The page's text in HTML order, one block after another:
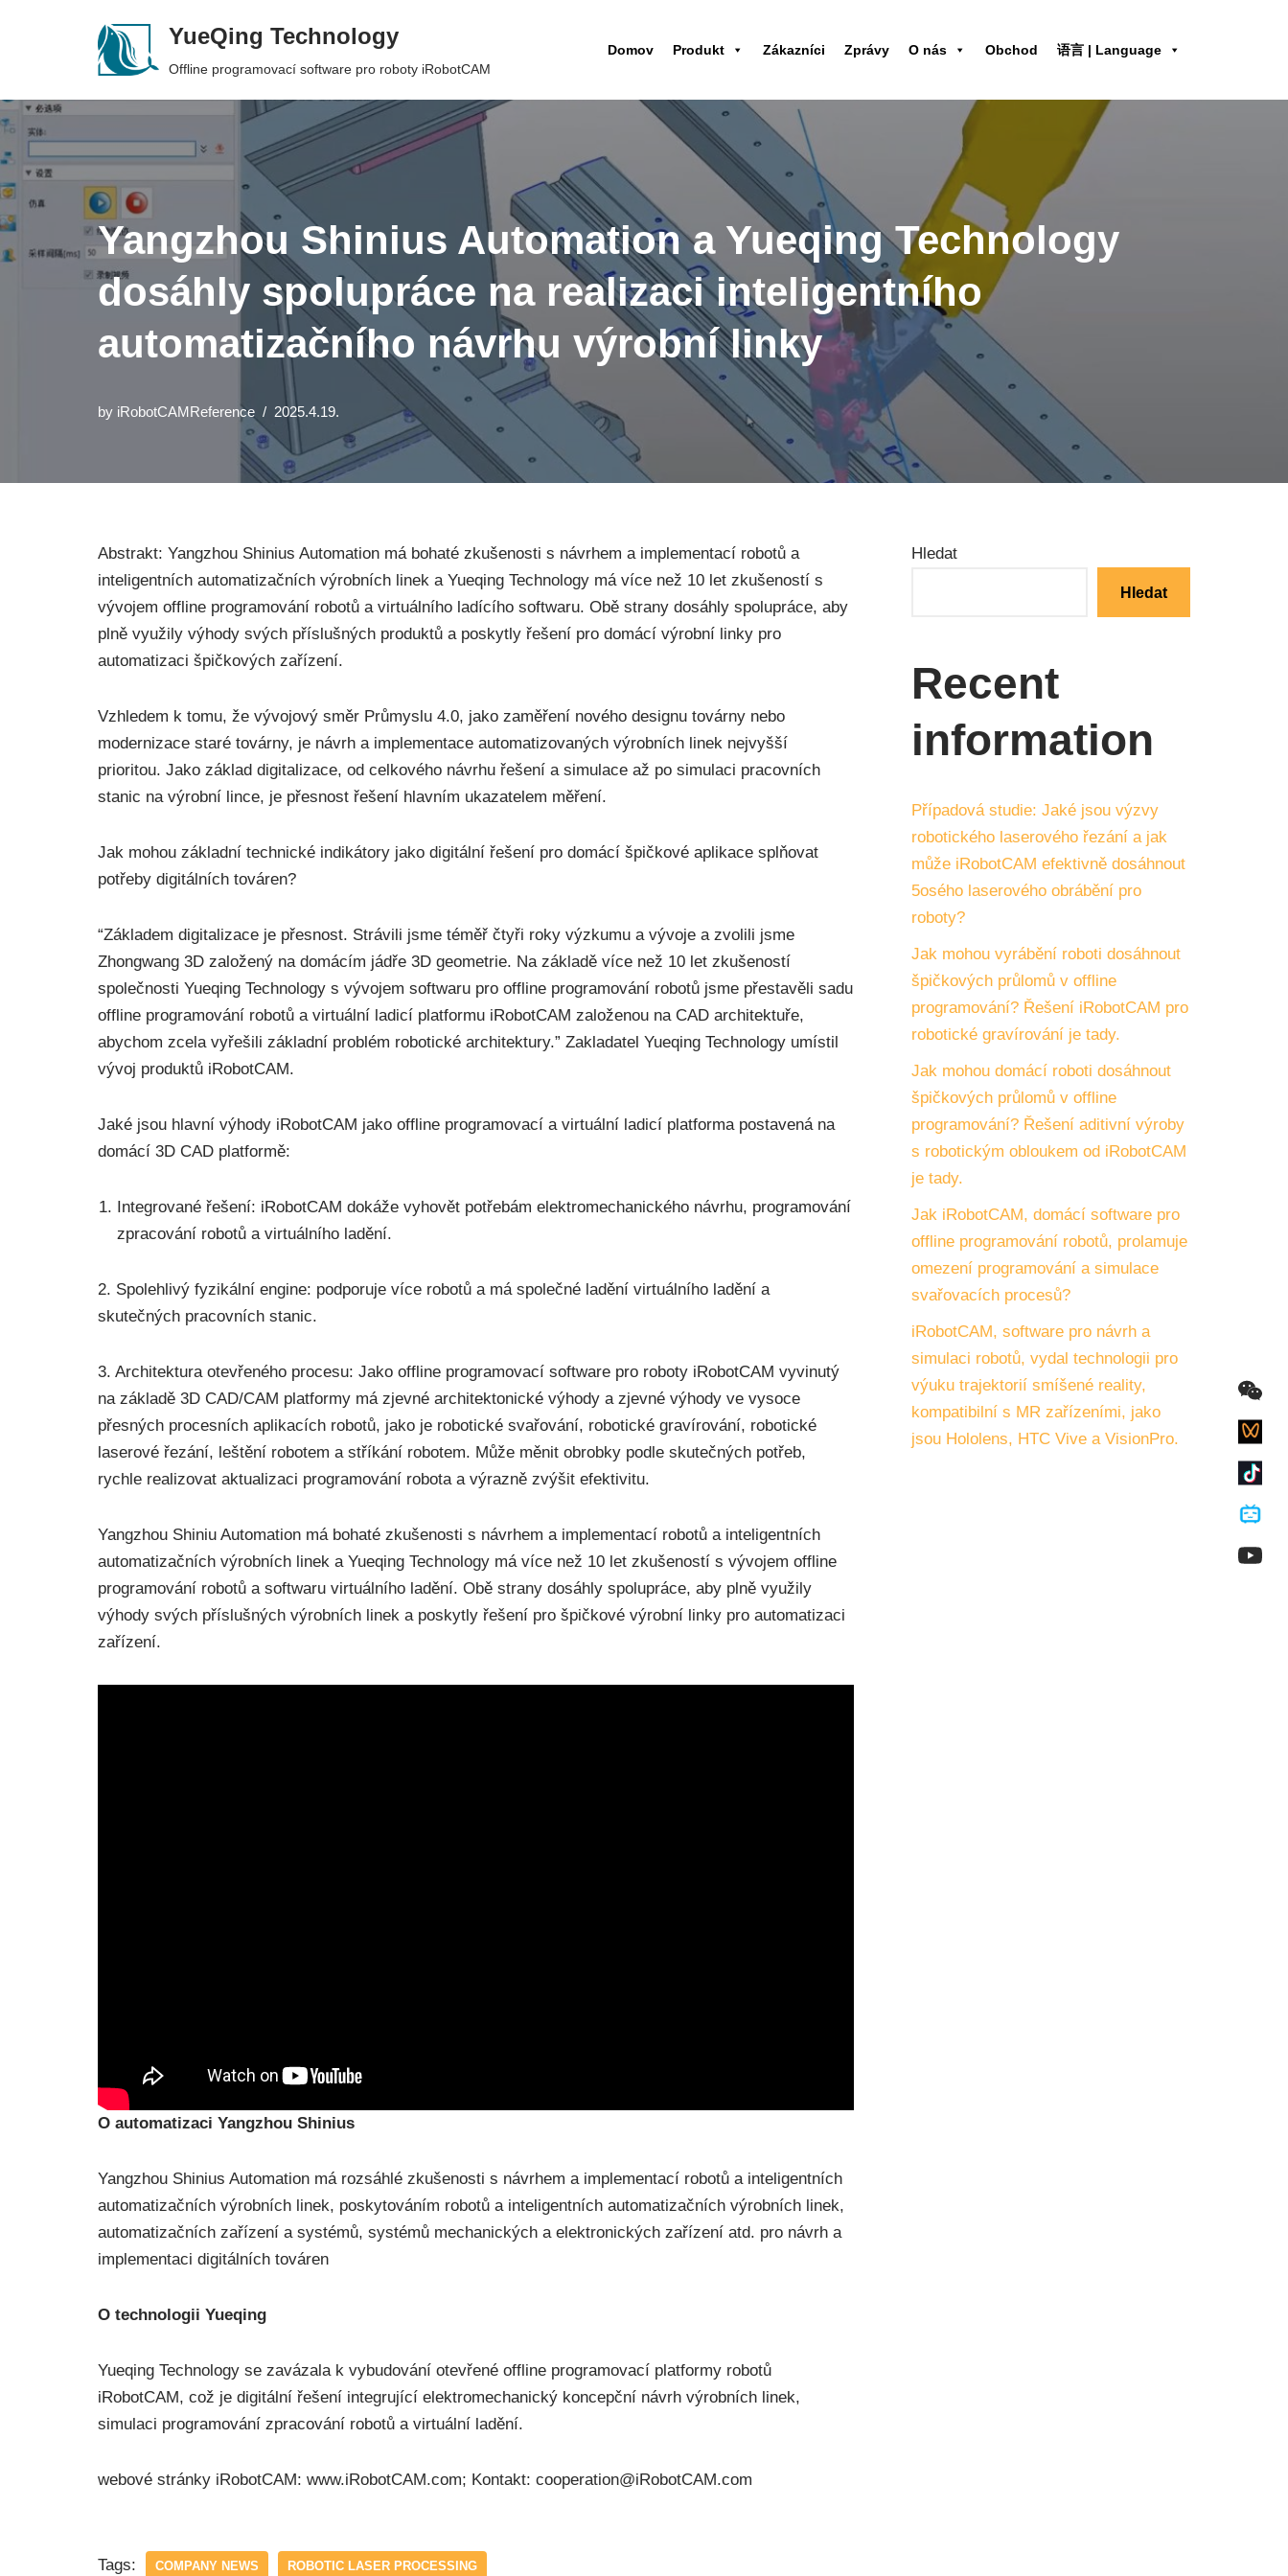
content
YueQing Technology
Offline programovací software pro roboty iRobotCAM
Domov Produkt Zákazníci Zprávy O nás Obchod 语言 | Language
Yangzhou Shinius Automation a Yueqing Technology
dosáhly spolupráce na realizaci inteligentního
automatizačního návrhu výrobní linky
by iRobotCAMReference 2025.4.19.
Abstrakt: Yangzhou Shinius Automation má bohaté zkušenosti s návrhem a implementací robotů a
inteligentních automatizačních výrobních linek a Yueqing Technology má více než 10 let zkušeností s
vývojem offline programování robotů a virtuálního ladícího softwaru. Obě strany dosáhly spolupráce, aby
plně využily výhody svých příslušných produktů a poskytly řešení pro domácí výrobní linky pro
automatizaci špičkových zařízení.
Vzhledem k tomu, že vývojový směr Průmyslu 4.0, jako zaměření nového designu továrny nebo
modernizace staré továrny, je návrh a implementace automatizovaných výrobních linek nejvyšší
prioritou. Jako základ digitalizace, od celkového návrhu řešení a simulace až po simulaci pracovních
stanic na výrobní lince, je přesnost řešení hlavním ukazatelem měření.
Jak mohou základní technické indikátory jako digitální řešení pro domácí špičkové aplikace splňovat
potřeby digitálních továren?
“Základem digitalizace je přesnost. Strávili jsme téměř čtyři roky výzkumu a vývoje a zvolili jsme
Zhongwang 3D založený na domácím jádře 3D geometrie. Na základě více než 10 let zkušeností
společnosti Yueqing Technology s vývojem softwaru pro offline programování robotů jsme přestavěli sadu
offline programování robotů a virtuální ladicí platformu iRobotCAM založenou na CAD architektuře,
abychom zcela vyřešili základní problém robotické architektury.” Zakladatel Yueqing Technology umístil
vývoj produktů iRobotCAM.
Jaké jsou hlavní výhody iRobotCAM jako offline programovací a virtuální ladicí platforma postavená na
domácí 3D CAD platformě:
Integrované řešení: iRobotCAM dokáže vyhovět potřebám elektromechanického návrhu, programování
zpracování robotů a virtuálního ladění.
2. Spolehlivý fyzikální engine: podporuje více robotů a má společné ladění virtuálního ladění a
skutečných pracovních stanic.
3. Architektura otevřeného procesu: Jako offline programovací software pro roboty iRobotCAM vyvinutý
na základě 3D CAD/CAM platformy má zjevné architektonické výhody a zjevné výhody ve vysoce
přesných procesních aplikacích robotů, jako je robotické svařování, robotické gravírování, robotické
laserové řezání, leštění robotem a stříkání robotem. Může měnit obrobky podle skutečných potřeb,
rychle realizovat aktualizaci programování robota a výrazně zvýšit efektivitu.
Yangzhou Shiniu Automation má bohaté zkušenosti s návrhem a implementací robotů a inteligentních
automatizačních výrobních linek a Yueqing Technology má více než 10 let zkušeností s vývojem offline
programování robotů a softwaru virtuálního ladění. Obě strany dosáhly spolupráce, aby plně využily
výhody svých příslušných výrobních linek a poskytly řešení pro špičkové výrobní linky pro automatizaci
zařízení.
O automatizaci Yangzhou Shinius
Yangzhou Shinius Automation má rozsáhlé zkušenosti s návrhem a implementací robotů a inteligentních
automatizačních výrobních linek, poskytováním robotů a inteligentních automatizačních výrobních linek,
automatizačních zařízení a systémů, systémů mechanických a elektronických zařízení atd. pro návrh a
implementaci digitálních továren
O technologii Yueqing
Yueqing Technology se zavázala k vybudování otevřené offline programovací platformy robotů
iRobotCAM, což je digitální řešení integrující elektromechanický koncepční návrh výrobních linek,
simulaci programování zpracování robotů a virtuální ladění.
webové stránky iRobotCAM: www.iRobotCAM.com; Kontakt: cooperation@iRobotCAM.com
Tags: COMPANY NEWS ROBOTIC LASER PROCESSING
Hledat
Hledat
Recent
information
Případová studie: Jaké jsou výzvy
robotického laserového řezání a jak
může iRobotCAM efektivně dosáhnout
5osého laserového obrábění pro
roboty?
Jak mohou vyrábění roboti dosáhnout
špičkových průlomů v offline
programování? Řešení iRobotCAM pro
robotické gravírování je tady.
Jak mohou domácí roboti dosáhnout
špičkových průlomů v offline
programování? Řešení aditivní výroby
s robotickým obloukem od iRobotCAM
je tady.
Jak iRobotCAM, domácí software pro
offline programování robotů, prolamuje
omezení programování a simulace
svařovacích procesů?
iRobotCAM, software pro návrh a
simulaci robotů, vydal technologii pro
výuku trajektorií smíšené reality,
kompatibilní s MR zařízeními, jako
jsou Hololens, HTC Vive a VisionPro.